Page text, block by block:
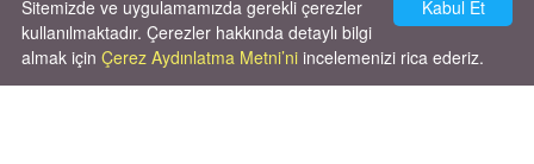
Kabul Et
Sitemizde ve uygulamamızda gerekli çerezler
kullanılmaktadır. Çerezler hakkında detaylı bilgi
almak için Çerez Aydınlatma Metni’ni incelemenizi rica ederiz.